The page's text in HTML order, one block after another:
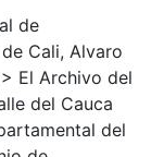
de
Cali, Alvaro
El Archivo del
del Cauca
del